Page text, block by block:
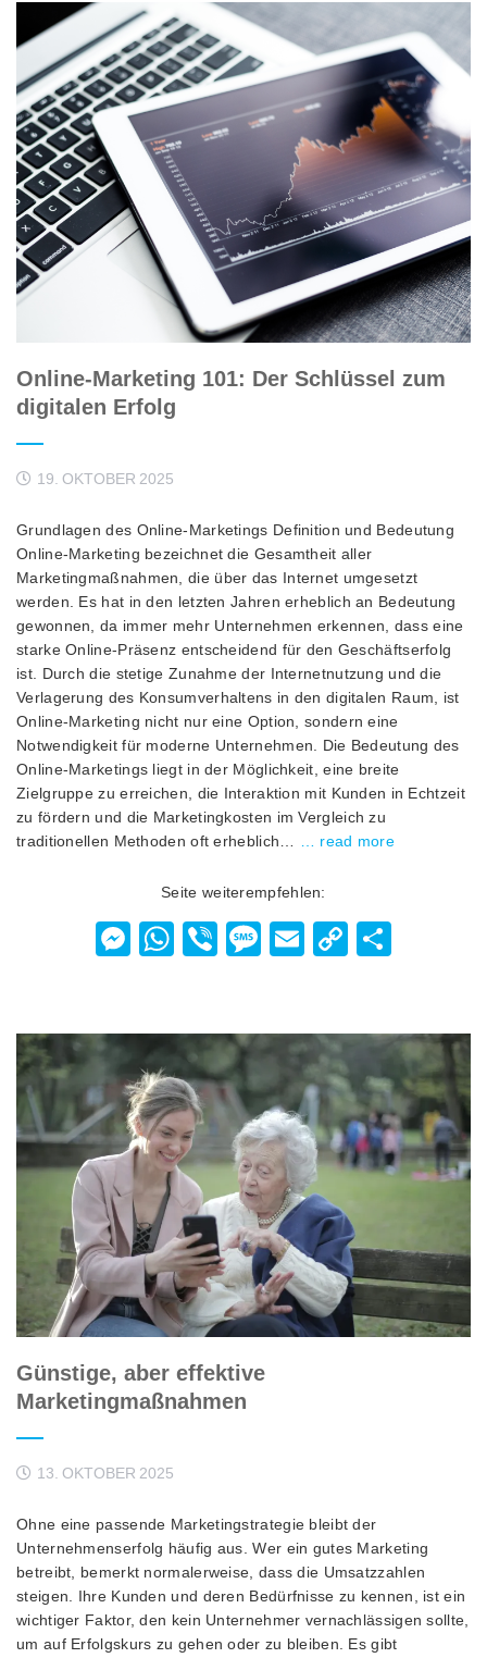
Online-Marketing 101: Der Schlüssel zum
digitalen Erfolg
19. OKTOBER 2025
Grundlagen des Online-Marketings Definition und Bedeutung
Online-Marketing bezeichnet die Gesamtheit aller
Marketingmaßnahmen, die über das Internet umgesetzt
werden. Es hat in den letzten Jahren erheblich an Bedeutung
gewonnen, da immer mehr Unternehmen erkennen, dass eine
starke Online-Präsenz entscheidend für den Geschäftserfolg
ist. Durch die stetige Zunahme der Internetnutzung und die
Verlagerung des Konsumverhaltens in den digitalen Raum, ist
Online-Marketing nicht nur eine Option, sondern eine
Notwendigkeit für moderne Unternehmen. Die Bedeutung des
Online-Marketings liegt in der Möglichkeit, eine breite
Zielgruppe zu erreichen, die Interaktion mit Kunden in Echtzeit
zu fördern und die Marketingkosten im Vergleich zu
traditionellen Methoden oft erheblich… … read more
Seite weiterempfehlen:
Messenger
WhatsApp
ViberMessage
EmailCopy
Günstige, aber effektive
Marketingmaßnahmen
13. OKTOBER 2025
Ohne eine passende Marketingstrategie bleibt der
Unternehmenserfolg häufig aus. Wer ein gutes Marketing
betreibt, bemerkt normalerweise, dass die Umsatzzahlen
steigen. Ihre Kunden und deren Bedürfnisse zu kennen, ist ein
wichtiger Faktor, den kein Unternehmer vernachlässigen sollte,
um auf Erfolgskurs zu gehen oder zu bleiben. Es gibt